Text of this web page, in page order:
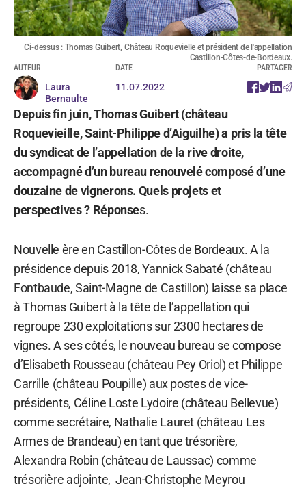
Ci-dessus : Thomas Guibert, Château Roquevielle et président de l'appellation
Castillon-Côtes-de-Bordeaux.
AUTEUR
Laura
Bernaulte
DATE
11.07.2022
PARTAGER
Depuis fin juin, Thomas Guibert (château
Roquevieille, Saint-Philippe d’Aiguilhe) a pris la tête
du syndicat de l’appellation de la rive droite,
accompagné d’un bureau renouvelé composé d’une
douzaine de vignerons. Quels projets et
perspectives ? Réponses.
Nouvelle ère en Castillon-Côtes de Bordeaux. A la
présidence depuis 2018, Yannick Sabaté (château
Fontbaude, Saint-Magne de Castillon) laisse sa place
à Thomas Guibert à la tête de l’appellation qui
regroupe 230 exploitations sur 2300 hectares de
vignes. A ses côtés, le nouveau bureau se compose
d’Elisabeth Rousseau (château Pey Oriol) et Philippe
Carrille (château Poupille) aux postes de vice-
présidents, Céline Loste Lydoire (château Bellevue)
comme secrétaire, Nathalie Lauret (château Les
Armes de Brandeau) en tant que trésorière,
Alexandra Robin (château de Laussac) comme
trésorière adjointe, Jean-Christophe Meyrou